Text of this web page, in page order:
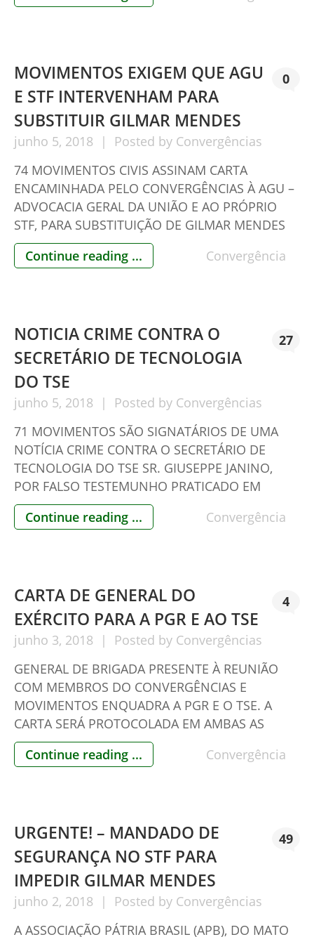
momento, a ausência total de […]
MOVIMENTOS EXIGEM QUE AGU
E STF INTERVENHAM PARA
SUBSTITUIR GILMAR MENDES
junho 5, 2018 Posted by Convergências
0
74 MOVIMENTOS CIVIS ASSINAM CARTA
ENCAMINHADA PELO CONVERGÊNCIAS À AGU –
ADVOCACIA GERAL DA UNIÃO E AO PRÓPRIO
STF, PARA SUBSTITUIÇÃO DE GILMAR MENDES
NA RELATORIA, POR SUSPEIÇÃO, NO
JULGAMENTO DA LEI DO VOTO IMPRESSO NO
Continue reading ... Convergência
NOTICIA CRIME CONTRA O
SECRETÁRIO DE TECNOLOGIA
DO TSE
junho 5, 2018 Posted by Convergências
27
71 MOVIMENTOS SÃO SIGNATÁRIOS DE UMA
NOTÍCIA CRIME CONTRA O SECRETÁRIO DE
TECNOLOGIA DO TSE SR. GIUSEPPE JANINO,
POR FALSO TESTEMUNHO PRATICADO EM
DIVERSAS OCASIÕES. A PEÇA FOI PROTOCOLADA
HOJE NA DIRETORIA DA POLÍCIA FEDERAL.
públicas e […]
Continue reading ... Convergência
CARTA DE GENERAL DO
EXÉRCITO PARA A PGR E AO TSE
junho 3, 2018 Posted by Convergências
4
GENERAL DE BRIGADA PRESENTE À REUNIÃO
COM MEMBROS DO CONVERGÊNCIAS E
MOVIMENTOS ENQUADRA A PGR E O TSE. A
CARTA SERÁ PROTOCOLADA EM AMBAS AS
ENTIDADES INSTITUCIONAIS. O General de
Brigada (Reserva do EB) Paulo Chagas, um dos
Continue reading ... Convergência
URGENTE! – MANDADO DE
SEGURANÇA NO STF PARA
IMPEDIR GILMAR MENDES
junho 2, 2018 Posted by Convergências
49
A ASSOCIAÇÃO PÁTRIA BRASIL (APB), DO MATO